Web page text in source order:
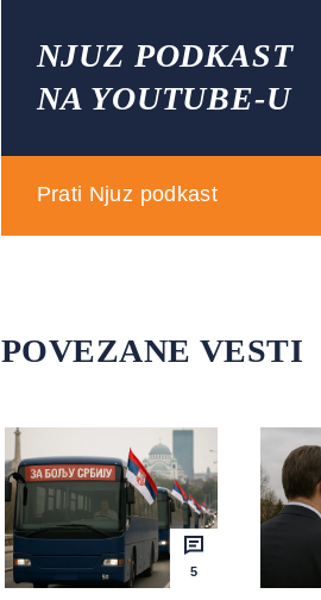
NJUZ PODKAST
NA YOUTUBE-U
Prati Njuz podkast
POVEZANE VESTI
5